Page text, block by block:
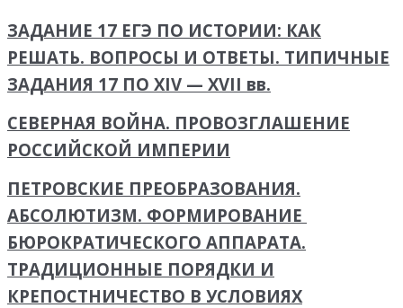
ЗАДАНИЕ 17 ЕГЭ ПО ИСТОРИИ: КАК
РЕШАТЬ. ВОПРОСЫ И ОТВЕТЫ. ТИПИЧНЫЕ
ЗАДАНИЯ 17 ПО XIV — XVII вв.
СЕВЕРНАЯ ВОЙНА. ПРОВОЗГЛАШЕНИЕ
РОССИЙСКОЙ ИМПЕРИИ
ПЕТРОВСКИЕ ПРЕОБРАЗОВАНИЯ.
АБСОЛЮТИЗМ. ФОРМИРОВАНИЕ
БЮРОКРАТИЧЕСКОГО АППАРАТА.
ТРАДИЦИОННЫЕ ПОРЯДКИ И
КРЕПОСТНИЧЕСТВО В УСЛОВИЯХ